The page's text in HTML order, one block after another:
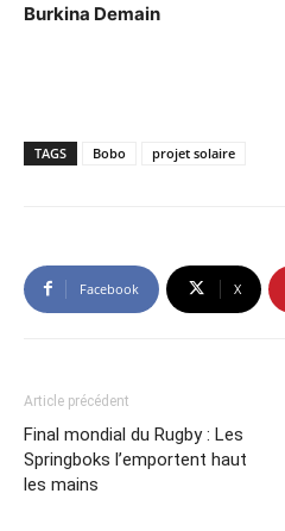
Burkina Demain
TAGS Bobo projet solaire
Facebook X
Article précédent
Final mondial du Rugby : Les
Springboks l’emportent haut
les mains